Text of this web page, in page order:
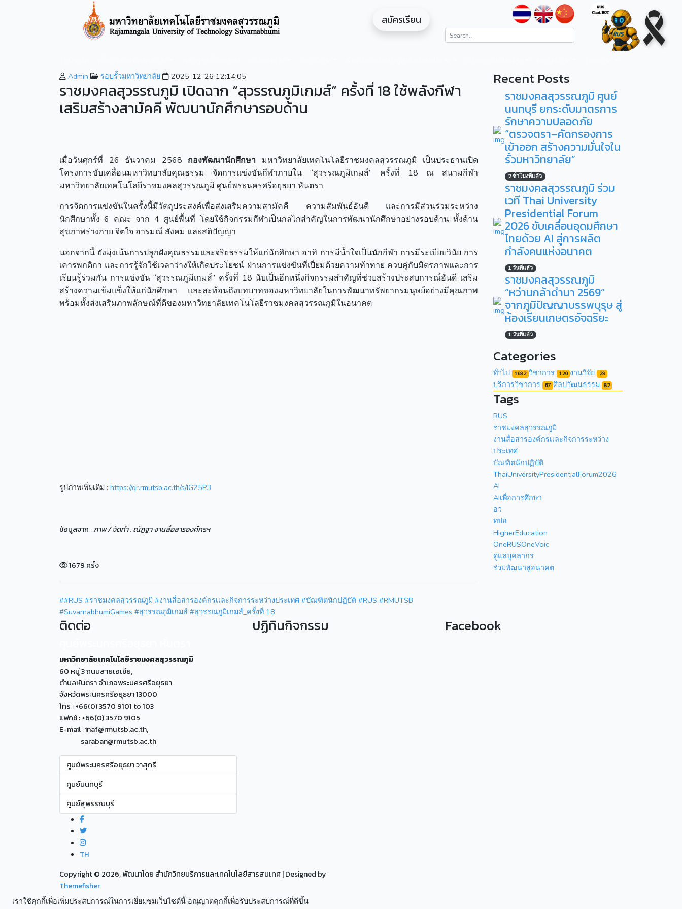
สมัครเรียน
Admin รอบรั้วมหาวิทยาลัย 2025-12-26 12:14:05
ราชมงคลสุวรรณภูมิ เปิดฉาก “สุวรรณภูมิเกมส์” ครั้งที่ 18 ใช้พลังกีฬา
เสริมสร้างสามัคคี พัฒนานักศึกษารอบด้าน
เมื่อวันศุกร์ที่ 26 ธันวาคม 2568 กองพัฒนานักศึกษา มหาวิทยาลัยเทคโนโลยีราชมงคลสุวรรณภูมิ เป็นประธานเปิด
โครงการขับเคลื่อนมหาวิทยาลัยคุณธรรม จัดการแข่งขันกีฬาภายใน “สุวรรณภูมิเกมส์” ครั้งที่ 18 ณ สนามกีฬา
มหาวิทยาลัยเทคโนโลยีราชมงคลสุวรรณภูมิ ศูนย์พระนครศรีอยุธยา หันตรา
การจัดการแข่งขันในครั้งนี้มีวัตถุประสงค์เพื่อส่งเสริมความสามัคคี ความสัมพันธ์อันดี และการมีส่วนร่วมระหว่าง
นักศึกษาทั้ง 6 คณะ จาก 4 ศูนย์พื้นที่ โดยใช้กิจกรรมกีฬาเป็นกลไกสำคัญในการพัฒนานักศึกษาอย่างรอบด้าน ทั้งด้าน
สุขภาพร่างกาย จิตใจ อารมณ์ สังคม และสติปัญญา
นอกจากนี้ ยังมุ่งเน้นการปลูกฝังคุณธรรมและจริยธรรมให้แก่นักศึกษา อาทิ การมีน้ำใจเป็นนักกีฬา การมีระเบียบวินัย การ
เคารพกติกา และการรู้จักใช้เวลาว่างให้เกิดประโยชน์ ผ่านการแข่งขันที่เปี่ยมด้วยความท้าทาย ควบคู่กับมิตรภาพและการ
เรียนรู้ร่วมกัน การแข่งขัน “สุวรรณภูมิเกมส์” ครั้งที่ 18 นับเป็นอีกหนึ่งกิจกรรมสำคัญที่ช่วยสร้างประสบการณ์อันดี เสริม
สร้างความเข้มแข็งให้แก่นักศึกษา และสะท้อนถึงบทบาทของมหาวิทยาลัยในการพัฒนาทรัพยากรมนุษย์อย่างมีคุณภาพ
พร้อมทั้งส่งเสริมภาพลักษณ์ที่ดีของมหาวิทยาลัยเทคโนโลยีราชมงคลสุวรรณภูมิในอนาคต
รูปภาพเพิ่มเติม : https://qr.rmutsb.ac.th/s/IG25P3
ข้อมูลจาก :ภาพ / จัดทำ : ณัฎฐา งานสื่อสารองค์กรฯ
1679 ครั้ง
##RUS #ราชมงคลสุวรรณภูมิ #งานสื่อสารองค์กรเเละกิจการระหว่างประเทศ #บัณฑิตนักปฏิบัติ #RUS #RMUTSB
#SuvarnabhumiGames #สุวรรณภูมิเกมส์ #สุวรรณภูมิเกมส์_ครั้งที่ 18
Recent Posts
ราชมงคลสุวรรณภูมิ ศูนย์
นนทบุรี ยกระดับมาตรการ
รักษาความปลอดภัย
“ตรวจตรา–คัดกรองการ
เข้าออก สร้างความมั่นใจใน
รั้วมหาวิทยาลัย”
2 ชั่วโมงที่แล้ว
ราชมงคลสุวรรณภูมิ ร่วม
เวที Thai University
Presidential Forum
2026 ขับเคลื่อนอุดมศึกษา
ไทยด้วย AI สู่การผลิต
กำลังคนแห่งอนาคต
1 วันที่แล้ว
ราชมงคลสุวรรณภูมิ
“หว่านกล้าดำนา 2569”
จากภูมิปัญญาบรรพบุรุษ สู่
ห้องเรียนเกษตรอัจฉริยะ
1 วันที่แล้ว
Categories
ทั่วไป 1692 วิชาการ 120 งานวิจัย 29
บริการวิชาการ 67 ศิลปวัฒนธรรม 82
Tags
RUS
ราชมงคลสุวรรณภูมิ
งานสื่อสารองค์กรเเละกิจการระหว่าง
ประเทศ
บัณฑิตนักปฏิบัติ
ThaiUniversityPresidentialForum2026
AI
AIเพื่อการศึกษา
อว
ทปอ
HigherEducation
OneRUSOneVoic
ดูแลบุคลากร
ร่วมพัฒนาสู่อนาคต
ติดต่อ
มหาวิทยาลัยเทคโนโลยีราชมงคลสุวรรณภูมิ
60 หมู่ 3 ถนนสายเอเซีย,
ตำบลหันตรา อำเภอพระนครศรีอยุธยา
จังหวัดพระนครศรีอยุธยา 13000
โทร : +66(0) 3570 9101 to 103
แฟกซ์ : +66(0) 3570 9105
E-mail : inaf@rmutsb.ac.th,
saraban@rmutsb.ac.th
ศูนย์พระนครศรีอยุธยา วาสุกรี
ศูนย์นนทบุรี
ศูนย์สุพรรณบุรี
TH
ปฏิทินกิจกรรม Facebook
Copyright © 2026, พัฒนาโดย สำนักวิทยบริการและเทคโนโลยีสารสนเทศ| Designed by
Themefisher
เราใช้คุกกี้เพื่อเพิ่มประสบการณ์ในการเยี่ยมชมเว็บไซต์นี้ อณุญาตคุกกี้เพื่อรับประสบการณ์ที่ดีขึ้น